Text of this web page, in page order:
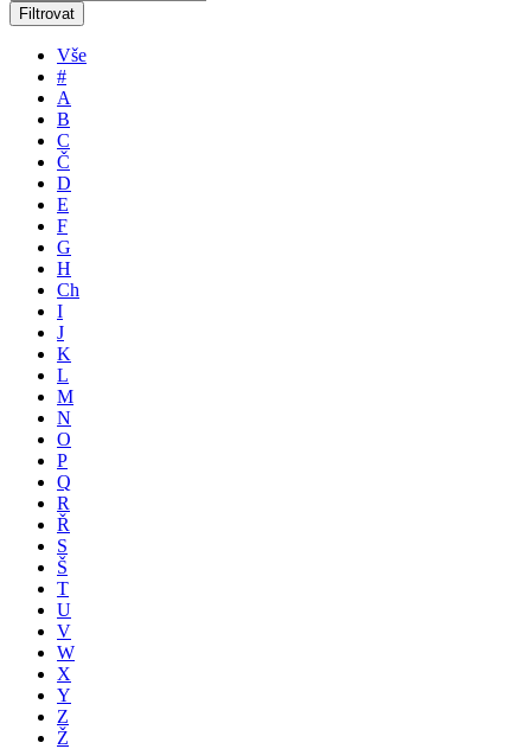
Filtrovat
Vše
#
A
B
C
Č
D
E
F
G
H
Ch
I
J
K
L
M
N
O
P
Q
R
Ř
S
Š
T
U
V
W
X
Y
Z
Ž